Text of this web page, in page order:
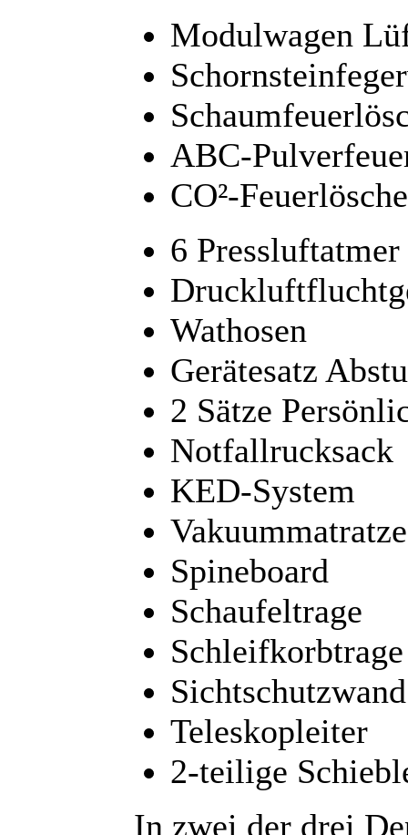
Modulwagen
ABC-
CO²-
6 Pressluftatmer
Wathosen
Gerätesatz
2 Sätze
Notfallrucksack
KED-System
Vakuummatratze
Spineboard
Schaufeltrage
Schleifkorbtrage
Sichtschutzwand
Teleskopleiter
2-teilige
In zwei der drei